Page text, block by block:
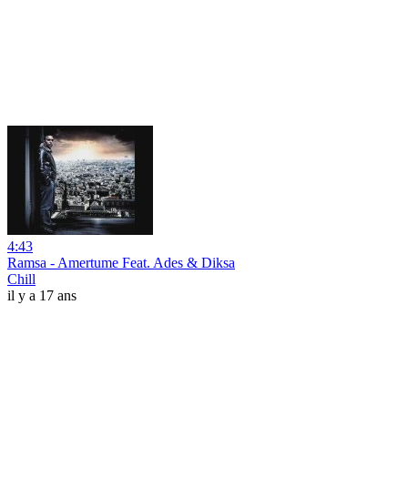
4:43
Ramsa - Amertume Feat. Ades & Diksa
Chill
il y a 17 ans